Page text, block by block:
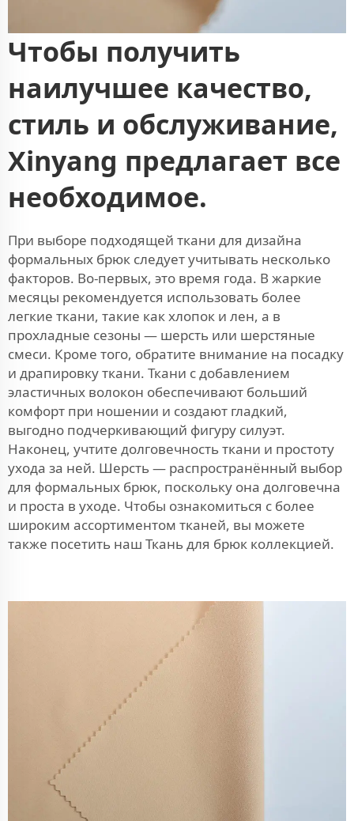
Чтобы получить
наилучшее качество,
стиль и обслуживание,
Xinyang предлагает все
необходимое.
При выборе подходящей ткани для дизайна
формальных брюк следует учитывать несколько
факторов. Во-первых, это время года. В жаркие
месяцы рекомендуется использовать более
легкие ткани, такие как хлопок и лен, а в
прохладные сезоны — шерсть или шерстяные
смеси. Кроме того, обратите внимание на посадку
и драпировку ткани. Ткани с добавлением
эластичных волокон обеспечивают больший
комфорт при ношении и создают гладкий,
выгодно подчеркивающий фигуру силуэт.
Наконец, учтите долговечность ткани и простоту
ухода за ней. Шерсть — распространённый выбор
для формальных брюк, поскольку она долговечна
и проста в уходе. Чтобы ознакомиться с более
широким ассортиментом тканей, вы можете
также посетить наш Ткань для брюк коллекцией.